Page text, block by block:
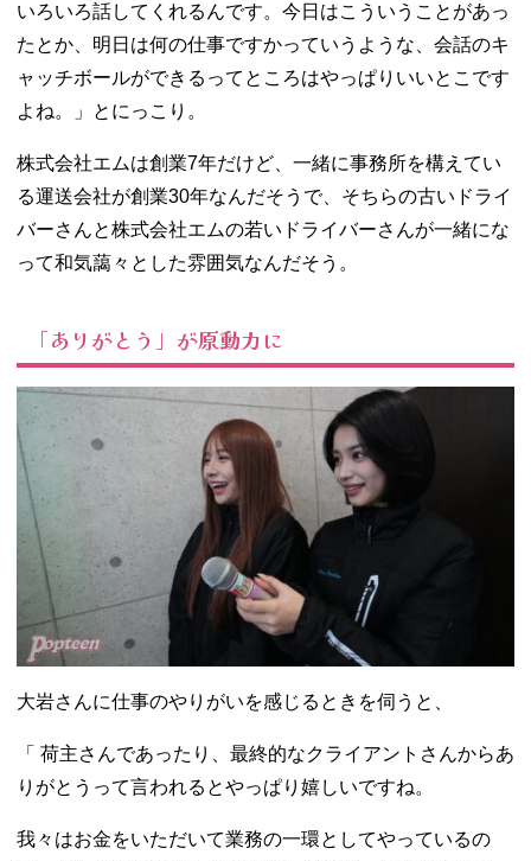
いろいろ話してくれるんです。今日はこういうことがあっ
たとか、明日は何の仕事ですかっていうような、会話のキ
ャッチボールができるってところはやっぱりいいとこです
よね。」とにっこり。
株式会社エムは創業7年だけど、一緒に事務所を構えてい
る運送会社が創業30年なんだそうで、そちらの古いドライ
バーさんと株式会社エムの若いドライバーさんが一緒にな
って和気藹々とした雰囲気なんだそう。
「ありがとう」が原動力に
大岩さんに仕事のやりがいを感じるときを伺うと、
「 荷主さんであったり、最終的なクライアントさんからあ
りがとうって言われるとやっぱり嬉しいですね。
我々はお金をいただいて業務の一環としてやっているの